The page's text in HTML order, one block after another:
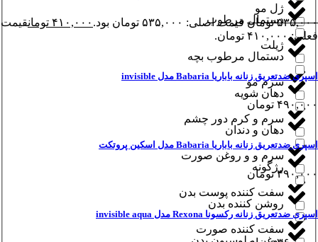
ژل مو
ژیلت
سرم مو
سرم و کرم دور چشم
سرم و و روغن صورت
سفت کننده پوست بدن
سفت کننده صورت
دستمال مرطوب
دستمال مرطوب بچه
دهان شویه
دهان و دندان
رژگونه
روشن کننده بدن
۵۳۵,۰۰۰ تومان قیمت اصلی: ۵۳۵,۰۰۰ تومان بود. ۴۱۰,۰۰۰ تومانقیمت
فعلی: ۴۱۰,۰۰۰ تومان.
اسپری ضدتعریق زنانه باباریا Babaria مدل invisible
۴۹۰,۰۰۰ تومان
اسپری ضدتعریق زنانه باباریا Babaria مدل اسکین پروتکت
۴۹۰,۰۰۰ تومان
اسپری ضدتعریق زنانه رکسونا Rexona مدل invisible aqua